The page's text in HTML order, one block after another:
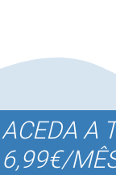
ACEDA A
6,99€/